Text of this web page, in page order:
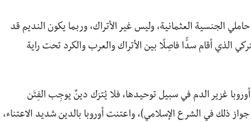
الجنسية العثمانية، وليس غير الأتراك، وربما يكون النديم قد
الذي أقام سدًّا فاصِلًا بين الأتراك والعرب والكرد تحت راية
غزير الدم في سبيل توحيدها، فلا يُترَك دينٌ يوجِب الفِتَن
ذلك في الشرع الإسلامي)، واعتنت أوروبا بالدين شديد الاعتناء،